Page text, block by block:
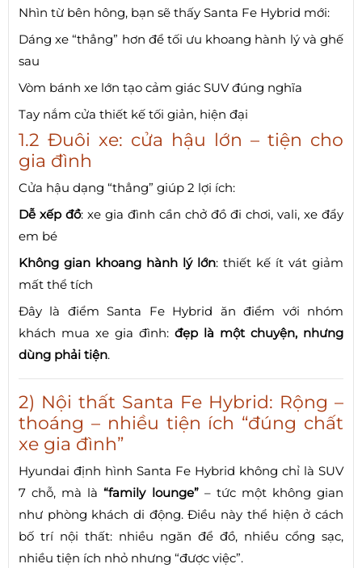
Nhìn từ bên hông, bạn sẽ thấy Santa Fe Hybrid mới:
Dáng xe “thẳng” hơn để tối ưu khoang hành lý và ghế
sau
Vòm bánh xe lớn tạo cảm giác SUV đúng nghĩa
Tay nắm cửa thiết kế tối giản, hiện đại
1.2 Đuôi xe: cửa hậu lớn – tiện cho
gia đình
Cửa hậu dạng “thẳng” giúp 2 lợi ích:
Dễ xếp đồ: xe gia đình cần chở đồ đi chơi, vali, xe đẩy
em bé
Không gian khoang hành lý lớn: thiết kế ít vát giảm
mất thể tích
Đây là điểm Santa Fe Hybrid ăn điểm với nhóm
khách mua xe gia đình: đẹp là một chuyện, nhưng
dùng phải tiện.
2) Nội thất Santa Fe Hybrid: Rộng –
thoáng – nhiều tiện ích “đúng chất
xe gia đình”
Hyundai định hình Santa Fe Hybrid không chỉ là SUV
7 chỗ, mà là“family lounge”– tức một không gian
như phòng khách di động. Điều này thể hiện ở cách
bố trí nội thất: nhiều ngăn để đồ, nhiều cổng sạc,
nhiều tiện ích nhỏ nhưng “được việc”.